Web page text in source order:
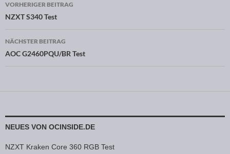
Beitragsnavigation
VORHERIGER BEITRAG
NZXT S340 Test
NÄCHSTER BEITRAG
AOC G2460PQU/BR Test
NEUES VON OCINSIDE.DE
NZXT Kraken Core 360 RGB Test